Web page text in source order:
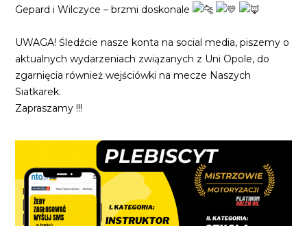
Gepard i Wilczyce – brzmi doskonale
UWAGA! Śledźcie nasze konta na social media, piszemy o
aktualnych wydarzeniach związanych z Uni Opole, do
zgarnięcia również wejściówki na mecze Naszych
Siatkarek.
Zapraszamy !!!